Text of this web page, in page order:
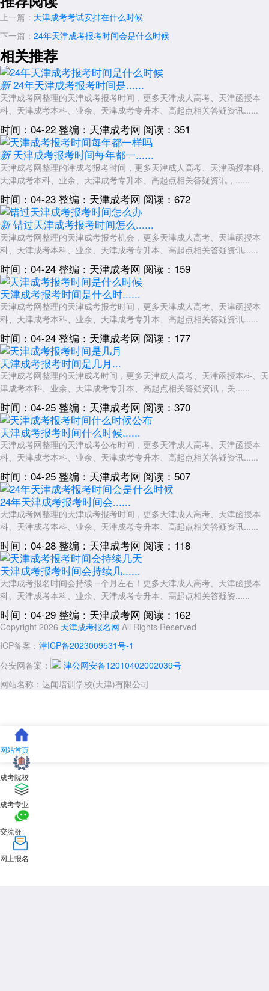
上一篇： 天津成考考试安排在什么时候
下一篇： 24年天津成考报考时间会是什么时候
相关推荐
新 24年天津成考报考时间是......
天津成考网整理的天津成考报考时间，更多天津成人高考、天津函授本
科、天津成考本科、业余、天津成考专升本、高起点相关答疑资讯......
时间：04-22 整编：天津成考网 阅读：351
新 天津成考报考时间每年都一......
天津成考网整理的津成考报考时间，更多天津成人高考、天津函授本科、
天津成考本科、业余、天津成考专升本、高起点相关答疑资讯，......
时间：04-23 整编：天津成考网 阅读：672
新 错过天津成考报考时间怎么......
天津成考网整理的天津成考报考机会，更多天津成人高考、天津函授本
科、天津成考本科、业余、天津成考专升本、高起点相关答疑资讯......
时间：04-24 整编：天津成考网 阅读：159
天津成考报考时间是什么时......
天津成考网整理的天津成考报考时间，更多天津成人高考、天津函授本
科、天津成考本科、业余、天津成考专升本、高起点相关答疑资讯......
时间：04-24 整编：天津成考网 阅读：177
天津成考报考时间是几月...
天津成考网整理的天津成考时间，更多天津成人高考、天津函授本科、天
津成考本科、业余、天津成考专升本、高起点相关答疑资讯，关......
时间：04-25 整编：天津成考网 阅读：370
天津成考报考时间什么时候......
天津成考网整理的天津成考公布时间，更多天津成人高考、天津函授本
科、天津成考本科、业余、天津成考专升本、高起点相关答疑资讯......
时间：04-25 整编：天津成考网 阅读：507
24年天津成考报考时间会......
天津成考网整理的天津成考报考时间，更多天津成人高考、天津函授本
科、天津成考本科、业余、天津成考专升本、高起点相关答疑资讯......
时间：04-28 整编：天津成考网 阅读：118
天津成考报考时间会持续几......
​天津成考报名时间会持续一个月左右！更多天津成人高考、天津函授本
科、天津成考本科、业余、天津成考专升本、高起点相关答疑资......
时间：04-29 整编：天津成考网 阅读：162
Copyright 2026 天津成考报名网 All Rights Reserved
ICP备案： 津ICP备2023009531号-1
公安网备案：
津公网安备12010402002039号
网站名称：达闻培训学校(天津)有限公司
网站首页
成考院校
成考专业
交流群
网上报名